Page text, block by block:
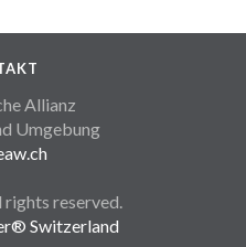
Allianz
Umgebung
reserved.
Switzerland